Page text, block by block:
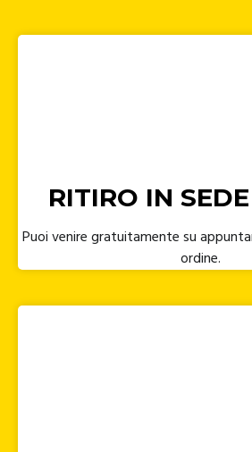
RITIRO IN
Puoi venire gratuitamente su
ordine.